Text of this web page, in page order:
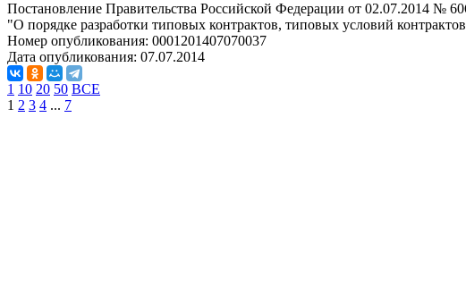
Постановление Правительства Российской Федерации от 02.07.2014 №
"О порядке разработки типовых контрактов, типовых условий
Номер опубликования: 0001201407070037
Дата опубликования: 07.07.2014
1 10 20 50 ВСЕ
1 2 3 4 ... 7